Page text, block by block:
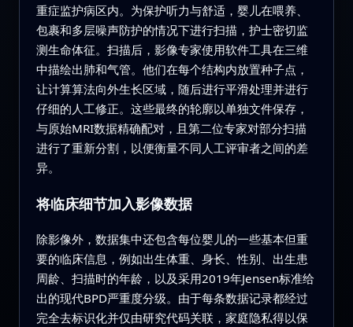
重症监护病区内。为保护听力与舒适，婴儿在喂养、
包裹和多层噪声防护的情况下进行扫描，护士密切监
测生命体征。扫描后，影像专家使用软件工具在三维
中描绘出肺和气管。他们在每个结构内放置种子点，
让计算算法向外生长区域，随后进行平滑处理并进行
仔细的人工修正。这些最终的轮廓以单独文件保存，
与原始MRI数据精确配对，且第二位专家对部分扫描
进行了重新分割，以便衡量不同人工评审者之间的差
异。
将临床细节加入影像数据
除影像外，数据集中还包含每位婴儿的一些基本但重
要的临床信息，例如出生体重、身长、性别、出生患
周龄、扫描时的年龄，以及采用2019年Jensen标准给
出的现代BPD严重度分级。由于每条数据记录都经过
完全去标识化并仅由研究代码关联，家庭隐私得以保